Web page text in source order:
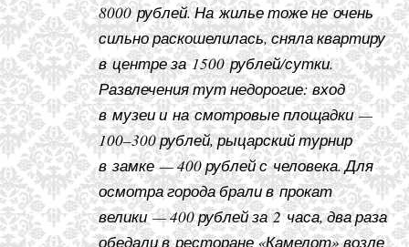
8000 рублей. На жилье тоже не очень
сильно раскошелилась, сняла квартиру
в центре за 1500 рублей/сутки.
Развлечения тут недорогие: вход
в музеи и на смотровые площадки —
100–300 рублей, рыцарский турнир
в замке — 400 рублей с человека. Для
осмотра города брали в прокат
велики — 400 рублей за 2 часа, два раза
обедали в ресторане «Камелот» возле